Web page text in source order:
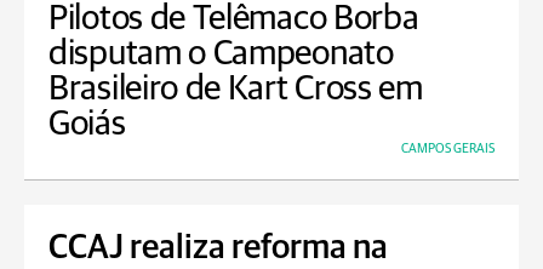
Pilotos de Telêmaco Borba
disputam o Campeonato
Brasileiro de Kart Cross em
Goiás
CAMPOS GERAIS
CCAJ realiza reforma na